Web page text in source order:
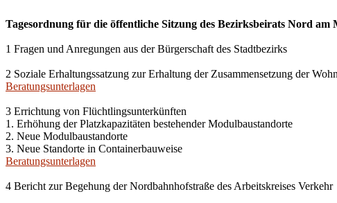
Tagesordnung für die öffentliche Sitzung des Bezirksbeirats Nord
1 Fragen und Anregungen aus der Bürgerschaft des Stadtbezirks
2 Soziale Erhaltungssatzung zur Erhaltung der Zusammensetzung der
Beratungsunterlagen
3 Errichtung von Flüchtlingsunterkünften
1. Erhöhung der Platzkapazitäten bestehender Modulbaustandorte
2. Neue Modulbaustandorte
3. Neue Standorte in Containerbauweise
Beratungsunterlagen
4 Bericht zur Begehung der Nordbahnhofstraße des Arbeitskreises Verkehr